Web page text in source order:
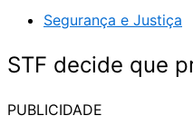
Segurança e Justiça
STF decide que
PUBLICIDADE